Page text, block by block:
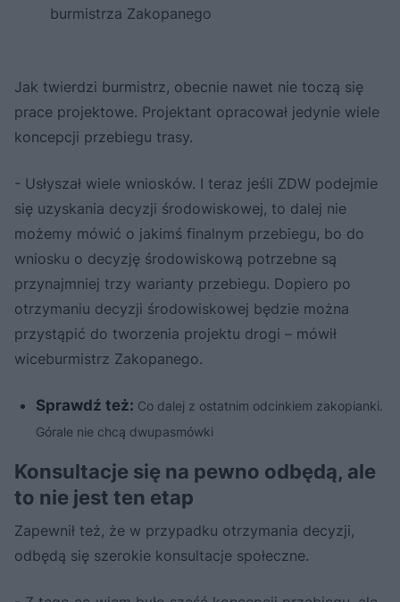
burmistrza Zakopanego
Jak twierdzi burmistrz, obecnie nawet nie toczą się
prace projektowe. Projektant opracował jedynie wiele
koncepcji przebiegu trasy.
- Usłyszał wiele wniosków. I teraz jeśli ZDW podejmie
się uzyskania decyzji środowiskowej, to dalej nie
możemy mówić o jakimś finalnym przebiegu, bo do
wniosku o decyzję środowiskową potrzebne są
przynajmniej trzy warianty przebiegu. Dopiero po
otrzymaniu decyzji środowiskowej będzie można
przystąpić do tworzenia projektu drogi – mówił
wiceburmistrz Zakopanego.
Sprawdź też: Co dalej z ostatnim odcinkiem zakopianki.
Górale nie chcą dwupasmówki
Konsultacje się na pewno odbędą, ale
to nie jest ten etap
Zapewnił też, że w przypadku otrzymania decyzji,
odbędą się szerokie konsultacje społeczne.